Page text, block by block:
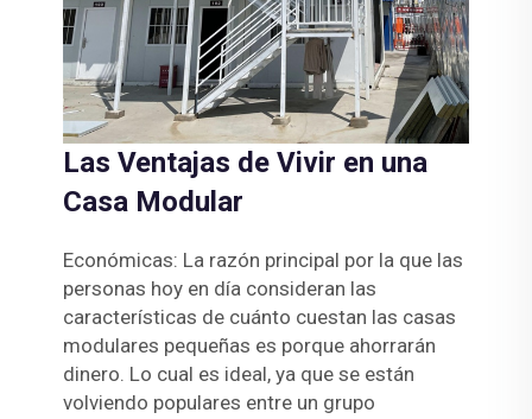
Las Ventajas de Vivir en una
Casa Modular
Económicas: La razón principal por la que las
personas hoy en día consideran las
características de cuánto cuestan las casas
modulares pequeñas es porque ahorrarán
dinero. Lo cual es ideal, ya que se están
volviendo populares entre un grupo